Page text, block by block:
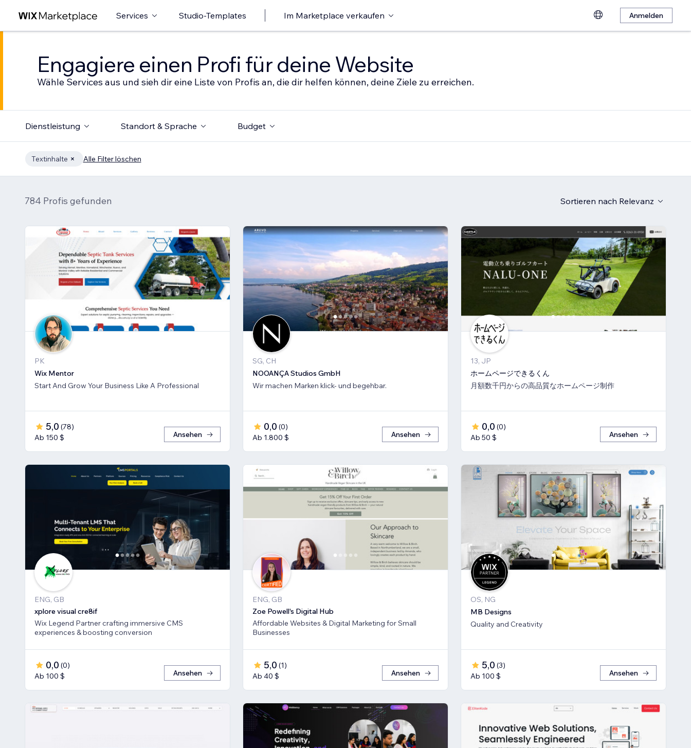
Services Studio-Templates Im Marketplace verkaufen Anmelden
Engagiere einen Profi für deine Website
Wähle Services aus und sieh dir eine Liste von Profis an, die dir helfen können, deine Ziele zu erreichen.
Dienstleistung Standort & Sprache Budget
Textinhalte Alle Filter löschen
784 Profis gefunden Sortieren nach Relevanz
PK
Wix Mentor
Start And Grow Your Business Like A Professional
5,0 (78)
Ab 150 $
Ansehen
SG, CH
NOOANÇA Studios GmbH
Wir machen Marken klick- und begehbar.
0,0 (0)
Ab 1.800 $
Ansehen
13, JP
ホームページできるくん
月額数千円からの高品質なホームページ制作
0,0 (0)
Ab 50 $
Ansehen
ENG, GB
xplore visual cre8if
Wix Legend Partner crafting immersive CMS
experiences & boosting conversion
0,0 (0)
Ab 100 $
Ansehen
ENG, GB
Zoe Powell's Digital Hub
Affordable Websites & Digital Marketing for Small
Businesses
5,0 (1)
Ab 40 $
Ansehen
OS, NG
MB Designs
Quality and Creativity
5,0 (3)
Ab 100 $
Ansehen